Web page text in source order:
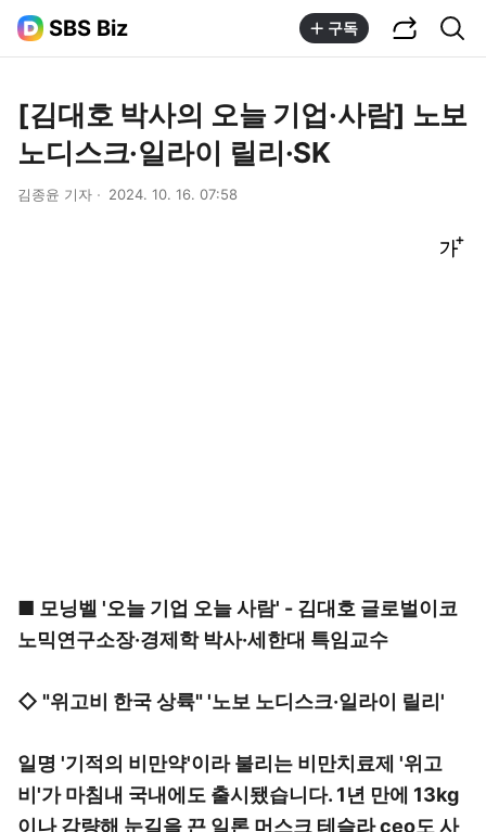
SBS Biz 구독
[김대호 박사의 오늘 기업·사람] 노보
노디스크·일라이 릴리·SK
김종윤 기자 2024. 10. 16. 07:58
■ 모닝벨 '오늘 기업 오늘 사람' - 김대호 글로벌이코
노믹연구소장·경제학 박사·세한대 특임교수
◇ "위고비 한국 상륙" '노보 노디스크·일라이 릴리'
일명 '기적의 비만약'이라 불리는 비만치료제 '위고
비'가 마침내 국내에도 출시됐습니다. 1년 만에 13kg
이나 감량해 눈길을 끈 일론 머스크 테슬라 ceo도 사